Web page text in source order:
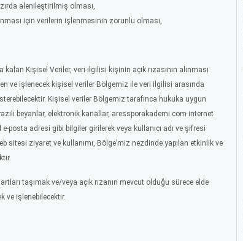
alenileştirilmiş olması,
için verilerin işlenmesinin zorunlu olması,
Kişisel Veriler, veri ilgilisi kişinin açık rızasının alınması
ve işlenecek kişisel veriler Bölgemiz ile veri ilgilisi arasında
Kişisel veriler Bölgemiz tarafınca hukuka uygun
beyanlar, elektronik kanallar, aressporakademi.com internet
posta adresi gibi bilgiler girilerek veya kullanıcı adı ve şifresi
sitesi ziyaret ve kullanımı, Bölge’miz nezdinde yapılan etkinlik ve
taşımak ve/veya açık rızanın mevcut olduğu sürece elde
ve işlenebilecektir.